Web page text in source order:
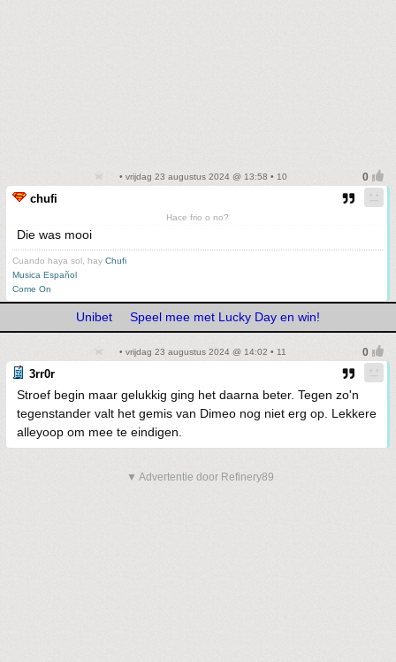
• vrijdag 23 augustus 2024 @ 13:58 • 10
chufi
Hace frio o no?
Die was mooi
Cuando haya sol, hay Chufi
Musica Español
Come On
Unibet Speel mee met Lucky Day en win!
• vrijdag 23 augustus 2024 @ 14:02 • 11
3rr0r
Stroef begin maar gelukkig ging het daarna beter. Tegen zo'n
tegenstander valt het gemis van Dimeo nog niet erg op. Lekkere
alleyoop om mee te eindigen.
▼ Advertentie door Refinery89